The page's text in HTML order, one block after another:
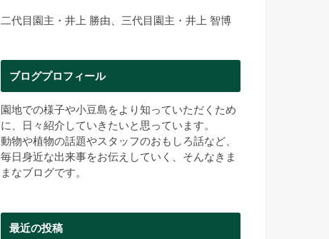
二代目園主・井上 勝由、三代目園主・井上 智博
ブログプロフィール
園地での様子や小豆島をより知っていただくため
に、日々紹介していきたいと思っています。
動物や植物の話題やスタッフのおもしろ話など、
毎日身近な出来事をお伝えしていく、そんなきま
まなブログです。
最近の投稿